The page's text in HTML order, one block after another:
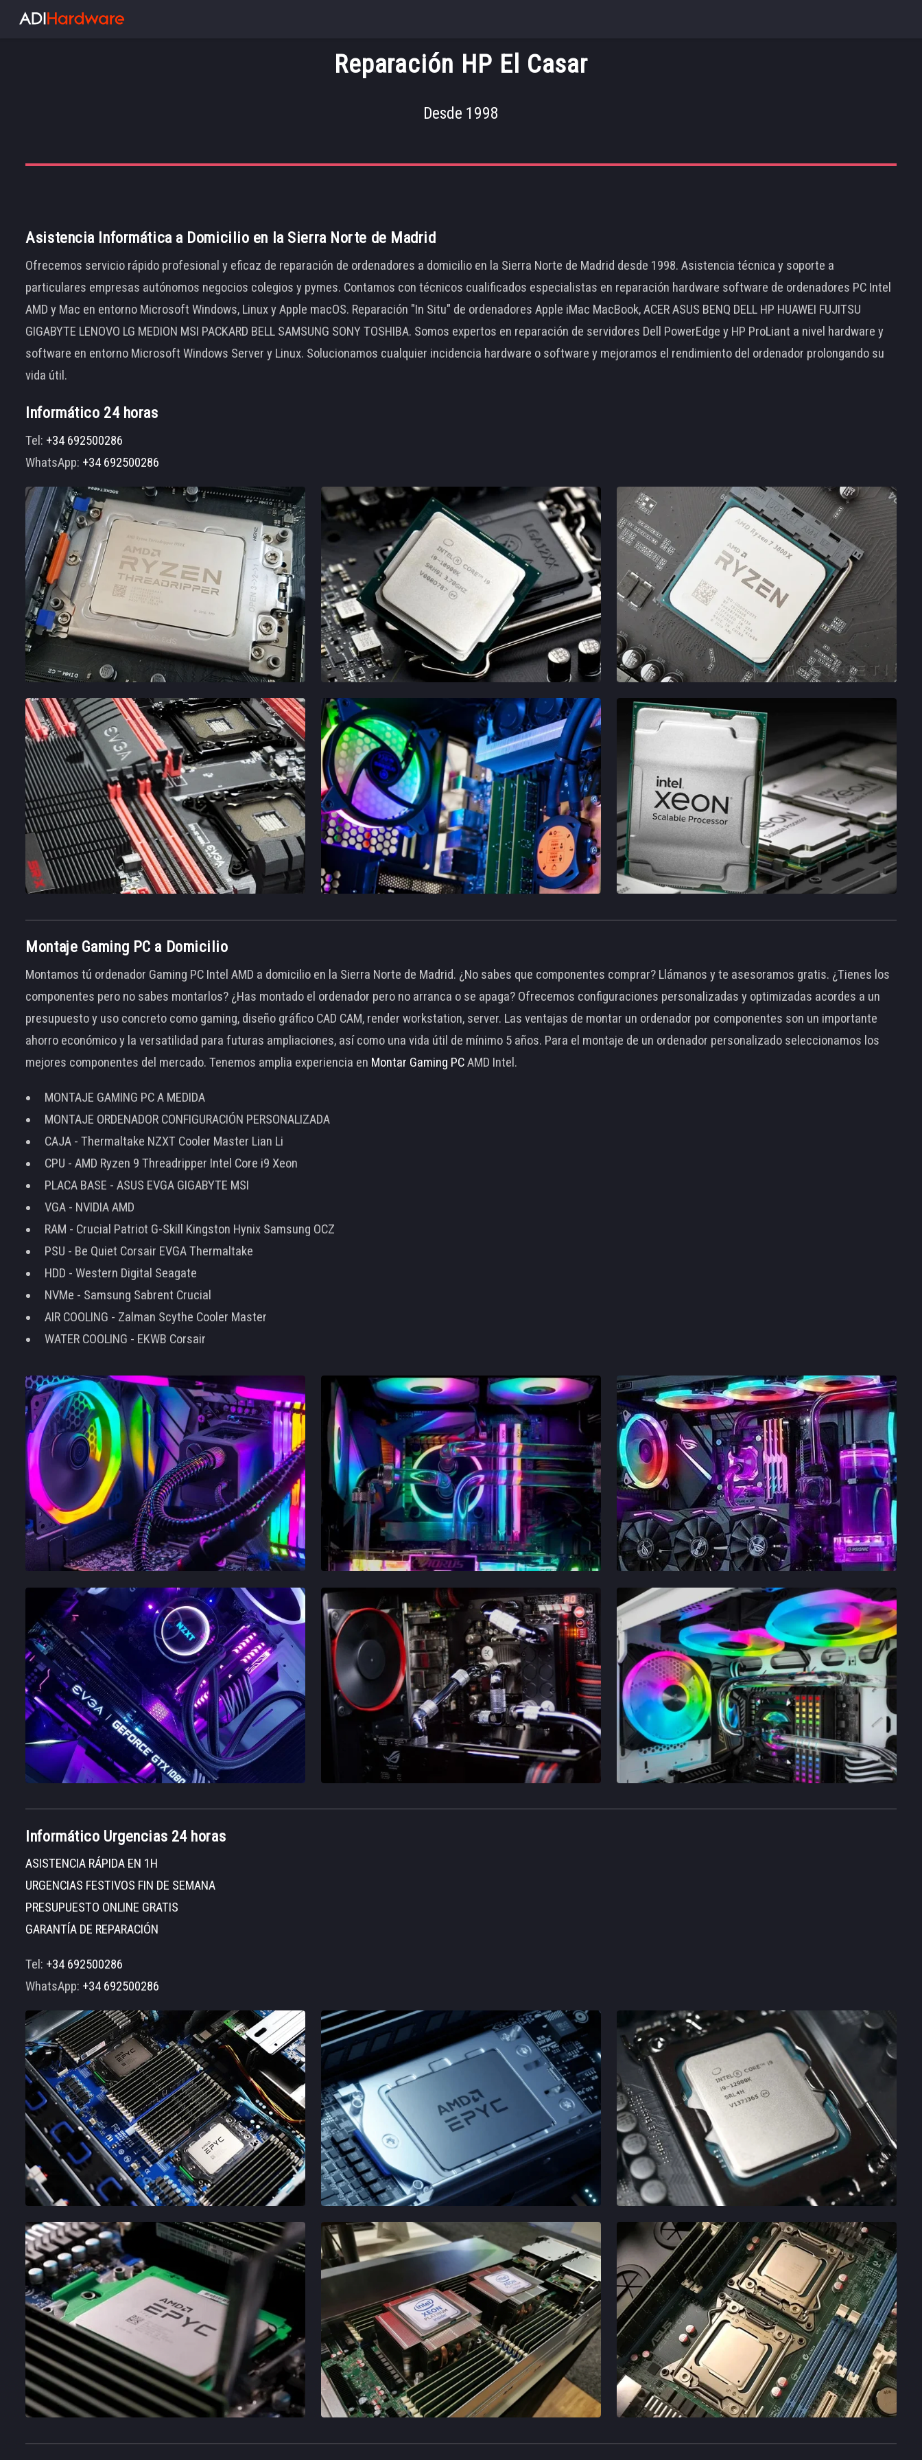
Reparación HP El Casar
Desde 1998
Asistencia Informática a Domicilio en la Sierra Norte de Madrid
Ofrecemos servicio rápido profesional y eficaz de reparación de ordenadores a domicilio en la Sierra Norte de Madrid desde 1998. Asistencia técnica y soporte a
particulares empresas autónomos negocios colegios y pymes. Contamos con técnicos cualificados especialistas en reparación hardware software de ordenadores PC Intel
AMD y Mac en entorno Microsoft Windows, Linux y Apple macOS. Reparación "In Situ" de ordenadores Apple iMac MacBook, ACER ASUS BENQ DELL HP HUAWEI FUJITSU
GIGABYTE LENOVO LG MEDION MSI PACKARD BELL SAMSUNG SONY TOSHIBA. Somos expertos en reparación de servidores Dell PowerEdge y HP ProLiant a nivel hardware y
software en entorno Microsoft Windows Server y Linux. Solucionamos cualquier incidencia hardware o software y mejoramos el rendimiento del ordenador prolongando su
vida útil.
Informático 24 horas
Tel: +34 692500286
WhatsApp: +34 692500286
Montaje Gaming PC a Domicilio
Montamos tú ordenador Gaming PC Intel AMD a domicilio en la Sierra Norte de Madrid. ¿No sabes que componentes comprar? Llámanos y te asesoramos gratis. ¿Tienes los
componentes pero no sabes montarlos? ¿Has montado el ordenador pero no arranca o se apaga? Ofrecemos configuraciones personalizadas y optimizadas acordes a un
presupuesto y uso concreto como gaming, diseño gráfico CAD CAM, render workstation, server. Las ventajas de montar un ordenador por componentes son un importante
ahorro económico y la versatilidad para futuras ampliaciones, así como una vida útil de mínimo 5 años. Para el montaje de un ordenador personalizado seleccionamos los
mejores componentes del mercado. Tenemos amplia experiencia en Montar Gaming PCAMD Intel.
MONTAJE GAMING PC A MEDIDA
MONTAJE ORDENADOR CONFIGURACIÓN PERSONALIZADA
CAJA - Thermaltake NZXT Cooler Master Lian Li
CPU - AMD Ryzen 9 Threadripper Intel Core i9 Xeon
PLACA BASE - ASUS EVGA GIGABYTE MSI
VGA - NVIDIA AMD
RAM - Crucial Patriot G-Skill Kingston Hynix Samsung OCZ
PSU - Be Quiet Corsair EVGA Thermaltake
HDD - Western Digital Seagate
NVMe - Samsung Sabrent Crucial
AIR COOLING - Zalman Scythe Cooler Master
WATER COOLING - EKWB Corsair
Informático Urgencias 24 horas
ASISTENCIA RÁPIDA EN 1H
URGENCIAS FESTIVOS FIN DE SEMANA
PRESUPUESTO ONLINE GRATIS
GARANTÍA DE REPARACIÓN
Tel: +34 692500286
WhatsApp: +34 692500286